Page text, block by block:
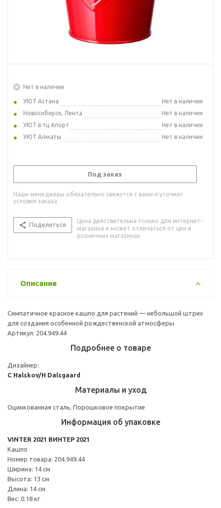
Нет в наличии
УЮТ Астана
Нет в наличии
Новосибирск, Лента
Нет в наличии
УЮТ в тц Апорт
Нет в наличии
УЮТ Алматы
Нет в наличии
Под заказ
Наши менеджеры обязательно свяжутся с вами и уточнят
условия заказа
Поделиться
Цена действительна только для интернет-
магазина и может отличаться от цен в
розничных магазинах
Описание
Симпатичное красное кашпо для растений — небольшой штрих
для создания особенной рождественской атмосферы.
Артикул: 204.949.44
Подробнее о товаре
Дизайнер:
C Halskov/H Dalsgaard
Материалы и уход
Оцинкованная сталь, Порошковое покрытие
Информация об упаковке
VINTER 2021 ВИНТЕР 2021
Кашпо
Номер товара: 204.949.44
Ширина: 14 см
Высота: 13 см
Длина: 14 см
Вес: 0.18 кг